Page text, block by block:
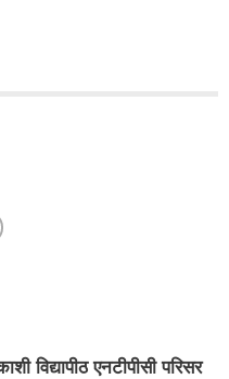
विद्यापीठ एनटीपीसी परिसर